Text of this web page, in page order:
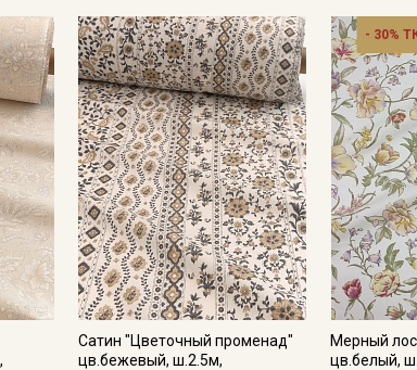
Сатин "Цветочный променад"
цв.бежевый, ш.2.5м,
- 30%
Мерный
цв.белый,
Секретная рассылка от
Купава
Мы публикуем здесь дополнительные
промокоды и скидки до 30% на узкие
категории тканей
почта
Подписаться